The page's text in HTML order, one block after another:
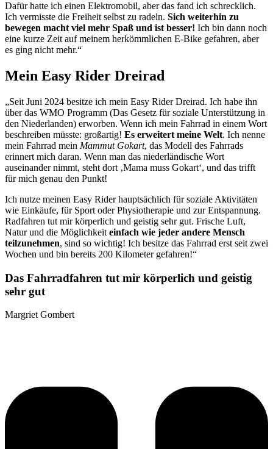
Dafür hatte ich einen Elektromobil, aber das fand ich schrecklich.
Ich vermisste die Freiheit selbst zu radeln. Sich weiterhin zu
bewegen macht viel mehr Spaß und ist besser! Ich bin dann noch
eine kurze Zeit auf meinem herkömmlichen E-Bike gefahren, aber
es ging nicht mehr.“
Mein Easy Rider Dreirad
„Seit Juni 2024 besitze ich mein Easy Rider Dreirad. Ich habe ihn
über das WMO Programm (Das Gesetz für soziale Unterstützung in
den Niederlanden) erworben. Wenn ich mein Fahrrad in einem Wort
beschreiben müsste: großartig! Es erweitert meine Welt. Ich nenne
mein Fahrrad mein Mammut Gokart, das Modell des Fahrrads
erinnert mich daran. Wenn man das niederländische Wort
auseinander nimmt, steht dort ‚Mama muss Gokart‘, und das trifft
für mich genau den Punkt!
Ich nutze meinen Easy Rider hauptsächlich für soziale Aktivitäten
wie Einkäufe, für Sport oder Physiotherapie und zur Entspannung.
Radfahren tut mir körperlich und geistig sehr gut. Frische Luft,
Natur und die Möglichkeit einfach wie jeder andere Mensch
teilzunehmen, sind so wichtig! Ich besitze das Fahrrad erst seit zwei
Wochen und bin bereits 200 Kilometer gefahren!“
Das Fahrradfahren tut mir körperlich und geistig
sehr gut
Margriet Gombert